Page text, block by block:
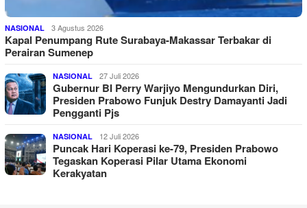
NASIONAL 3 Agustus 2026
Kapal Penumpang Rute Surabaya-Makassar Terbakar di
Perairan Sumenep
NASIONAL 27 Juli 2026
Gubernur BI Perry Warjiyo Mengundurkan Diri,
Presiden Prabowo Funjuk Destry Damayanti Jadi
Pengganti Pjs
NASIONAL 12 Juli 2026
Puncak Hari Koperasi ke-79, Presiden Prabowo
Tegaskan Koperasi Pilar Utama Ekonomi
Kerakyatan